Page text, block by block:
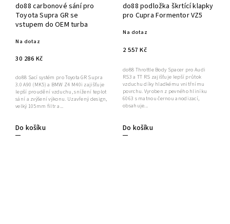
do88 carbonové sání pro
Toyota Supra GR se
vstupem do OEM turba
Na dotaz
30 286 Kč
Do košíku
do88 Sací systém pro Toyota GR Supra
3.0 A90 (MK5) a BMW Z4 M40i zajišťuje
lepší proudění vzduchu, snížení teplot
sání a zvýšení výkonu. Uzavřený design,
velký 105mm filtr a...
do88 podložka škrtící klapky
pro Cupra Formentor VZ5
Na dotaz
2 557 Kč
Do košíku
do88 Throttle Body Spacer pro Audi
RS3 a TT RS zajišťuje lepší průtok
vzduchu díky hladkému vnitřnímu
povrchu. Vyroben z pevného hliníku
6063 s matnou černou anodizací,
obsahuje...